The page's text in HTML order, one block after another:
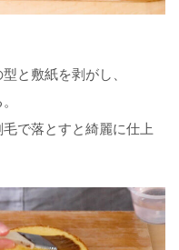
と敷紙を剥がし、
で落とすと綺麗に仕上